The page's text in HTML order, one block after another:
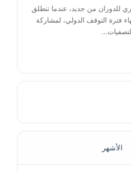
للدوران من جديد، عندما تنطلق
فترة التوقف الدولي، لمشاركة
الأشهر